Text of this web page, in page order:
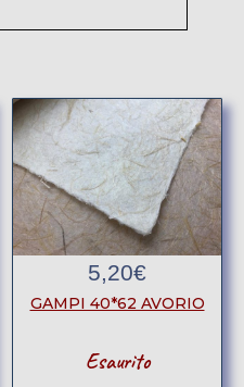
5,20€
GAMPI 40*62 AVORIO
Esaurito